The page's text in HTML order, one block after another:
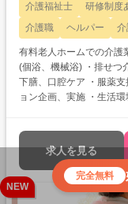
介護福祉士 研修制度
介護職
ヘルパー 介
有料老人ホームでの介護業務 ・身体介助(移乗介助、食事介助)
(個浴、機械浴) ・排せつ
下膳、口腔ケア ・服薬
ョン企画、実施 ・生活環
経験の施設で働きたい)
場でコミュニケーショ
求人を見る
NEW
完全無料